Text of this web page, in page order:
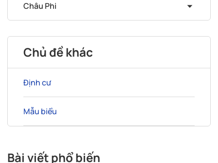
Châu Phi
Chủ đề khác
Định cư
Mẫu biểu
Bài viết phổ biến